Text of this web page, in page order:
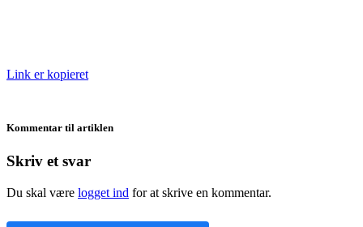
Link er kopieret
Kommentar til artiklen
Skriv et svar
Du skal være logget ind for at skrive en kommentar.